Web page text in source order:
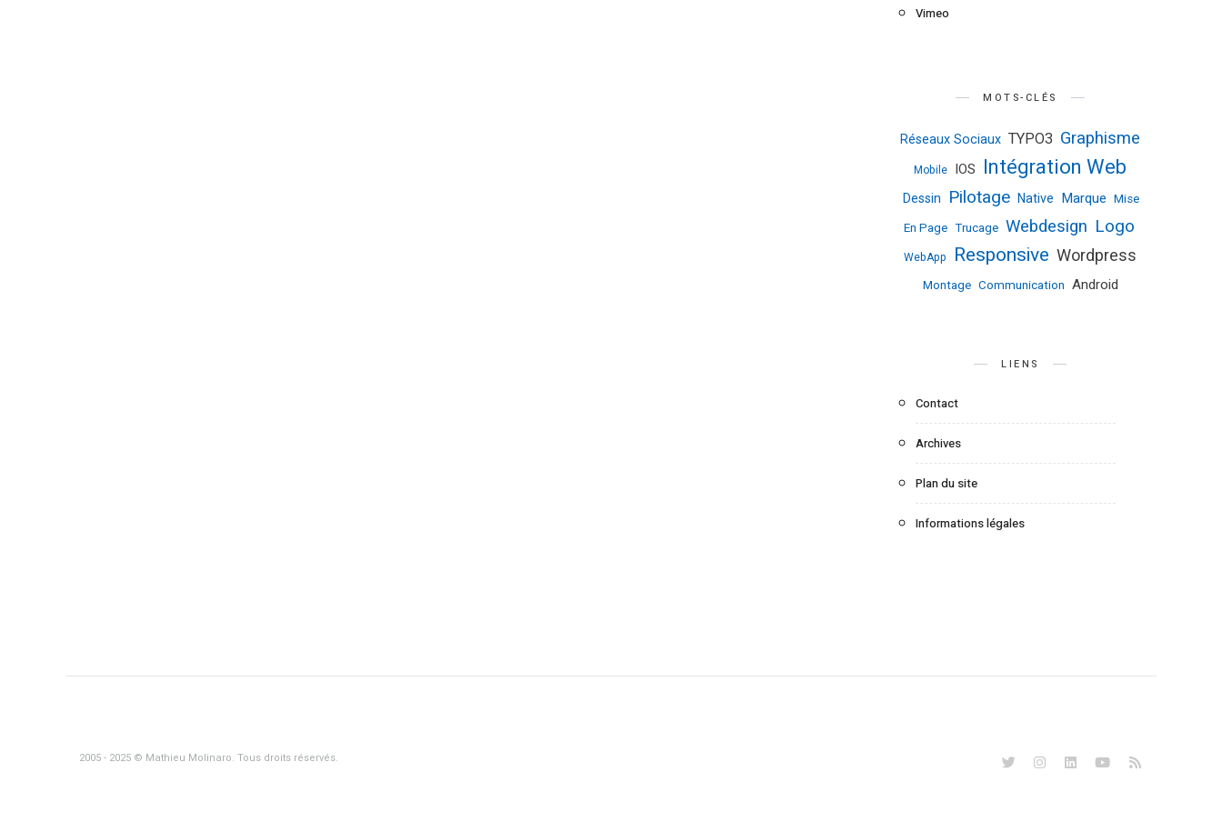
Vimeo
MOTS-CLÉS
Réseaux Sociaux TYPO3 Graphisme
Mobile IOS Intégration Web
Dessin Pilotage Native Marque Mise
En Page Trucage Webdesign Logo
WebApp Responsive Wordpress
Montage Communication Android
LIENS
Contact
Archives
Plan du site
Informations légales
2005 - 2025 © Mathieu Molinaro. Tous droits réservés.